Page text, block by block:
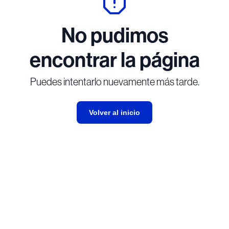
No pudimos
encontrar la página
Puedes intentarlo nuevamente más tarde.
Volver al inicio